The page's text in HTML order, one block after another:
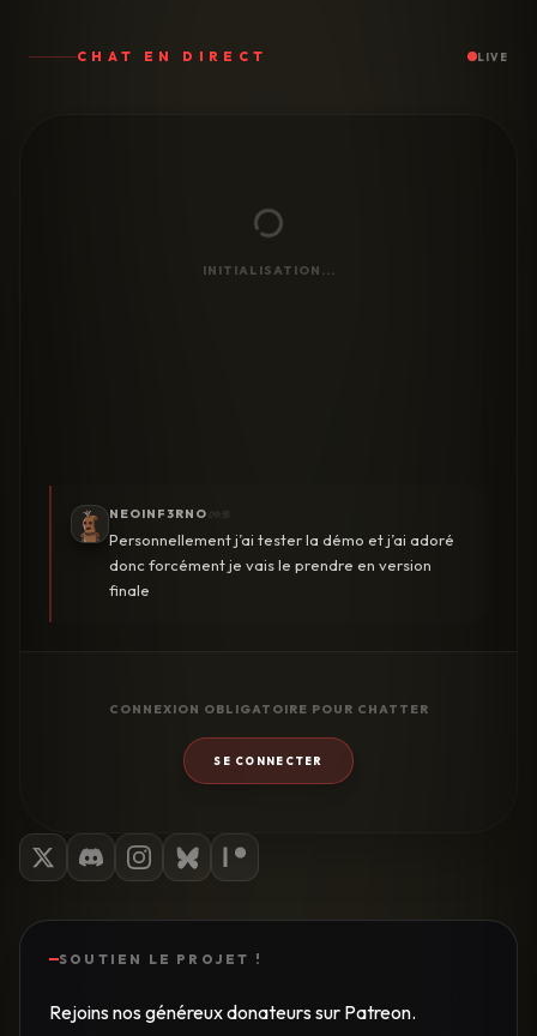
CHAT EN DIRECT LIVE
INITIALISATION...
NEOINF3RNO 09:55
Personnellement j’ai tester la démo et j’ai adoré
donc forcément je vais le prendre en version
finale
CONNEXION OBLIGATOIRE POUR CHATTER
SE CONNECTER
SOUTIEN LE PROJET !
Rejoins nos généreux donateurs sur Patreon.